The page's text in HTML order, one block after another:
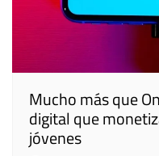
Mucho más que
digital que
jóvenes